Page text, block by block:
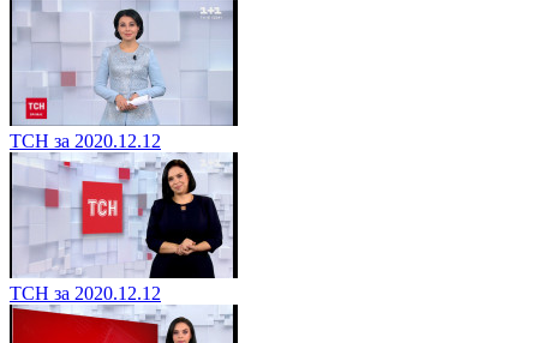
ТСН за 2020.12.12
ТСН за 2020.12.12